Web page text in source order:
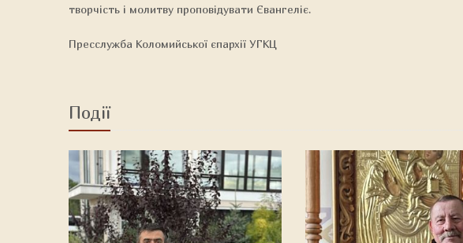
творчість і молитву проповідувати Євангеліє.
Пресслужба Коломийської єпархії УГКЦ
Події